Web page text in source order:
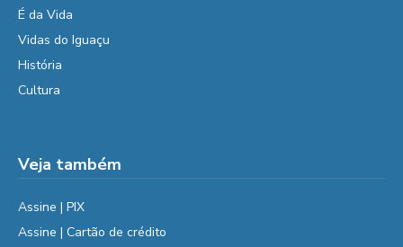
É da Vida
Vidas do Iguaçu
História
Cultura
Veja também
Assine | PIX
Assine | Cartão de crédito